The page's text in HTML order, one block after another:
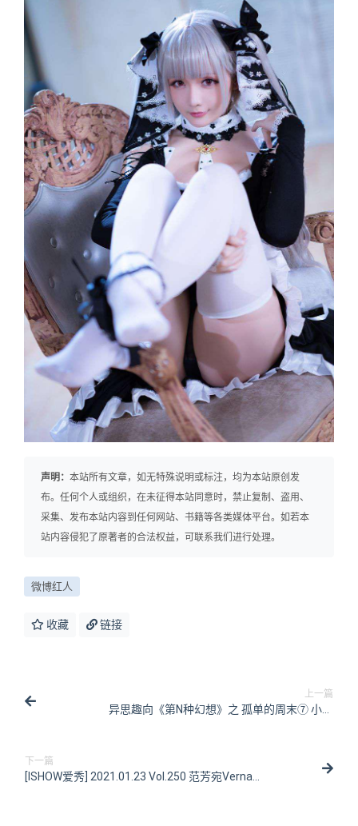
声明： 本站所有文章，如无特殊说明或标注，均为本站原创发
布。任何个人或组织，在未征得本站同意时，禁止复制、盗用、
采集、发布本站内容到任何网站、书籍等各类媒体平台。如若本
站内容侵犯了原著者的合法权益，可联系我们进行处理。
微博红人
收藏 链接
上一篇
异思趣向《第N种幻想》之 孤单的周末⑦ 小六
下一篇
[ISHOW爱秀] 2021.01.23 Vol.250 范芳宛Verna